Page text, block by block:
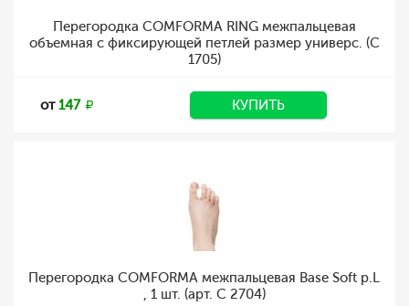
Перегородка COMFORMA RING межпальцевая
объемная с фиксирующей петлей размер универс. (С
1705)
от147 КУПИТЬ
Перегородка COMFORMA межпальцевая Base Soft р.L
, 1 шт. (арт. C 2704)